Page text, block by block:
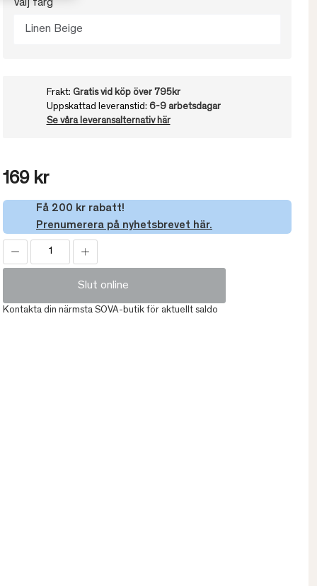
Välj färg
Linen Beige
Frakt: Gratis vid köp över 795kr
Uppskattad leveranstid: 6-9 arbetsdagar
Se våra leveransalternativ här
169 kr
Få 200 kr rabatt!
Prenumerera på nyhetsbrevet här.
Slut online
Kontakta din närmsta SOVA-butik för aktuellt saldo